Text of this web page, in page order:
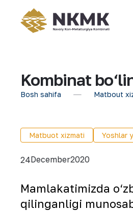
Kombinat
Bosh sahifa Matbout
Matbuot xizmati Yoshlar
24December2020
Mamlakatimizda
qilinganligi